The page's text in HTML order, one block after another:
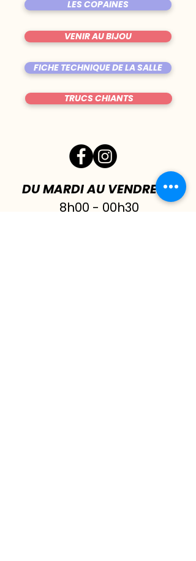
LES COPAINES
VENIR AU BIJOU
FICHE TECHNIQUE DE LA SALLE
TRUCS CHIANTS
DU MARDI AU VENDREDI|
8h00 - 00h30